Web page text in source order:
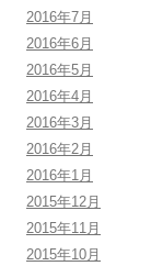
2016年7月
2016年6月
2016年5月
2016年4月
2016年3月
2016年2月
2016年1月
2015年12月
2015年11月
2015年10月